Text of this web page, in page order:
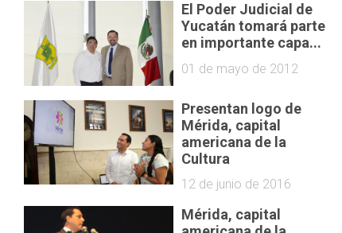
El Poder Judicial de
Yucatán tomará parte
en importante capa...
01 de mayo de 2012
Presentan logo de
Mérida, capital
americana de la
Cultura
12 de junio de 2016
Mérida, capital